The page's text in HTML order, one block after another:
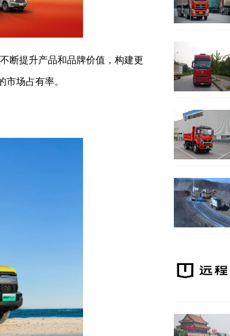
断提升产品和品牌价值，构建更
市场占有率。